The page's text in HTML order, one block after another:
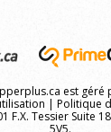
est géré
| Politique
F.X. Tessier Suite
5V5.